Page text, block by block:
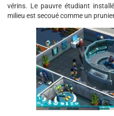
vérins. Le pauvre étudiant
milieu est secoué comme un